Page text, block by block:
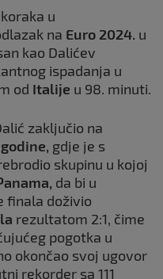
u
na Euro 2024. u
kao Dalićev
ispadanja u
od Italije u 98. minuti.
zaključio na
gdje je s
skupinu u kojoj
da bi u
finala doživio
rezultatom 2:1, čime
pogotka u
okončao svoj ugovor
rekorder sa 111